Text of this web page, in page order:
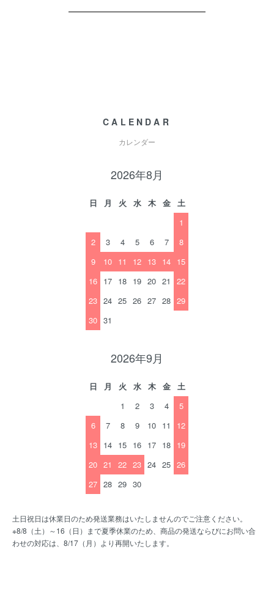
CALENDAR
カレンダー
2026年8月
日 月 火 水 木 金
土
1
2
3 4 5 6 7
8
9
10 11 12 13 14 15
16 17 18 19 20 21
22
23 24 25 26 27 28 29
30 31
2026年9月
日 月 火 水 木 金
土
1
2 3 4
5
6
7 8 9 10 11
12
13 14 15 16 17 18 19
20 21 22 23 24 25 26
27 28 29 30
土日祝日は休業日のため発送業務はいたしませんのでご注意ください。
※8/8（土）～16（日）まで夏季休業のため、商品の発送ならびにお問い合
わせの対応は、8/17（月）より再開いたします。